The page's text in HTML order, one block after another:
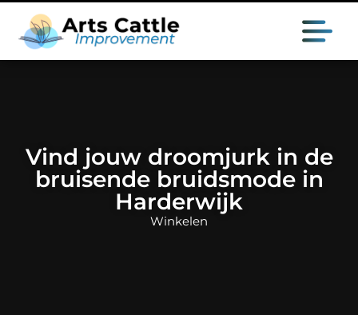
Vind jouw droomjurk in de
bruisende bruidsmode in
Harderwijk
Winkelen